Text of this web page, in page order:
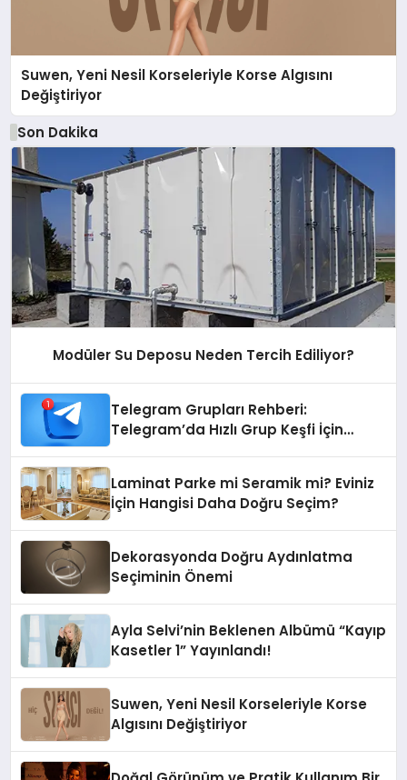
Suwen, Yeni Nesil Korseleriyle Korse Algısını
Değiştiriyor
Son Dakika
Modüler Su Deposu Neden Tercih Ediliyor?
Telegram Grupları Rehberi:
Telegram’da Hızlı Grup Keşfi İçin
Laminat Parke mi Seramik mi? Eviniz
İçin Hangisi Daha Doğru Seçim?
Dekorasyonda Doğru Aydınlatma
Seçiminin Önemi
Ayla Selvi’nin Beklenen Albümü “Kayıp
Kasetler 1” Yayınlandı!
Suwen, Yeni Nesil Korseleriyle Korse
Algısını Değiştiriyor